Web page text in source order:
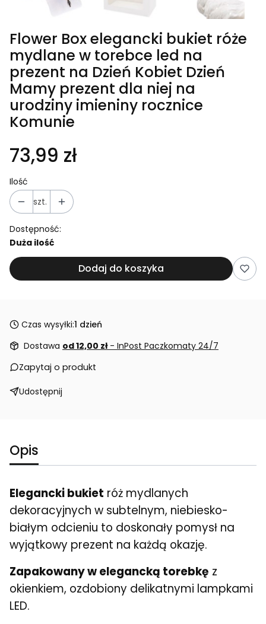
Flower Box elegancki bukiet róże
mydlane w torebce led na
prezent na Dzień Kobiet Dzień
Mamy prezent dla niej na
urodziny imieniny rocznice
Komunie
73,99 zł
Ilość
szt.
Dostępność:
Duża ilość
Dodaj do koszyka
Czas wysyłki:1 dzień
Dostawa od 12,00 zł - InPost Paczkomaty 24/7
Zapytaj o produkt
Udostępnij
Opis
Elegancki bukiet róż mydlanych
dekoracyjnych w subtelnym, niebiesko-
białym odcieniu to doskonały pomysł na
wyjątkowy prezent na każdą okazję.
Zapakowany w elegancką torebkę z
okienkiem, ozdobiony delikatnymi lampkami
LED.